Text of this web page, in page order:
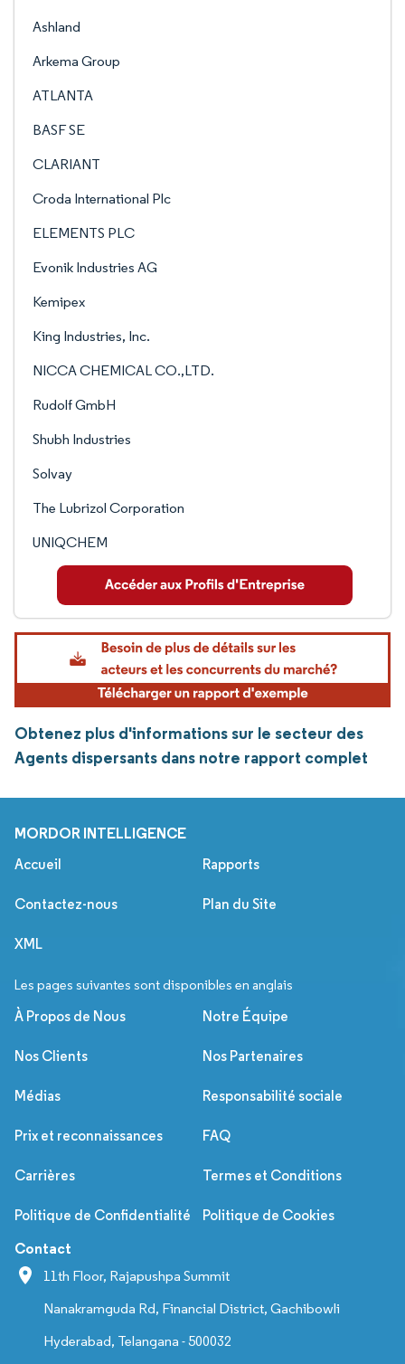
Ashland
Arkema Group
ATLANTA
BASF SE
CLARIANT
Croda International Plc
ELEMENTS PLC
Evonik Industries AG
Kemipex
King Industries, Inc.
NICCA CHEMICAL CO.,LTD.
Rudolf GmbH
Shubh Industries
Solvay
The Lubrizol Corporation
UNIQCHEM
Obtenez plus d'informations sur le secteur des
Agents dispersants dans notre rapport complet
MORDOR INTELLIGENCE
Accueil Rapports
Contactez-nous Plan du Site
XML
Les pages suivantes sont disponibles en anglais
À Propos de Nous Notre Équipe
Nos Clients Nos Partenaires
Médias Responsabilité sociale
Prix et reconnaissances FAQ
Carrières Termes et Conditions
Politique de Confidentialité Politique de Cookies
Contact
11th Floor, Rajapushpa Summit
Nanakramguda Rd, Financial District, Gachibowli
Hyderabad, Telangana - 500032